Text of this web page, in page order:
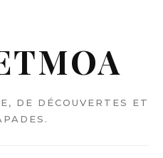
DE DÉCOUVERTES ET